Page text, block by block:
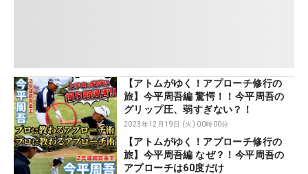
【アトムがゆく！アプローチ修行の
旅】今平周吾編 驚愕！！今平周吾の
グリップ圧、弱すぎない？！
2023年12月19日 (火) 00時00分
【アトムがゆく！アプローチ修行の
旅】今平周吾編 なぜ？！今平周吾の
アプローチは60度だけ